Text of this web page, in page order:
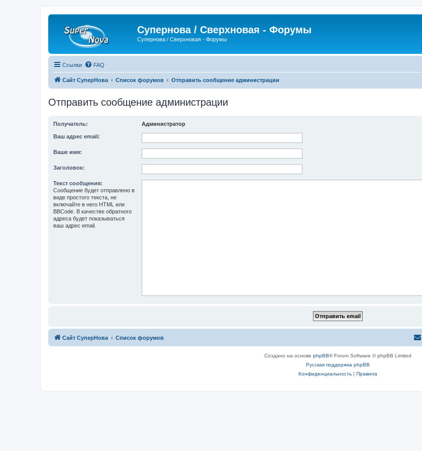
Супернова / Сверхновая - Форумы
Супернова / Сверхновая - Форумы
Ссылки FAQ
Сайт СуперНова Список форумов Отправить сообщение администрации
Отправить сообщение администрации
Получатель: Администратор
Ваш адрес email:
Ваше имя:
Заголовок:
Текст сообщения:
Сообщение будет отправлено в
виде простого текста, не
включайте в него HTML или
BBCode. В качестве обратного
адреса будет показываться
ваш адрес email.
Сайт СуперНова Список форумов
Создано на основе phpBB® Forum Software © phpBB Limited
Русская поддержка phpBB
Конфиденциальность| Правила